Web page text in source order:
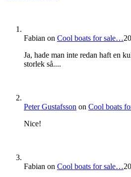
Fabian on Cool boats for sale…
Ja, hade man inte redan haft en
storlek så....
Peter Gustafsson on Cool boats
Nice!
Fabian on Cool boats for sale…